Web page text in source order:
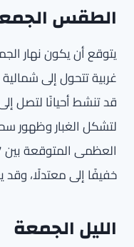
الطقس
يتوقع أن يكون نهار
غربية تتحول إلى
لتشكل الغبار وظهور
خفيفًا إلى معتدلًا، وقد يعلو
الليل الجمعة